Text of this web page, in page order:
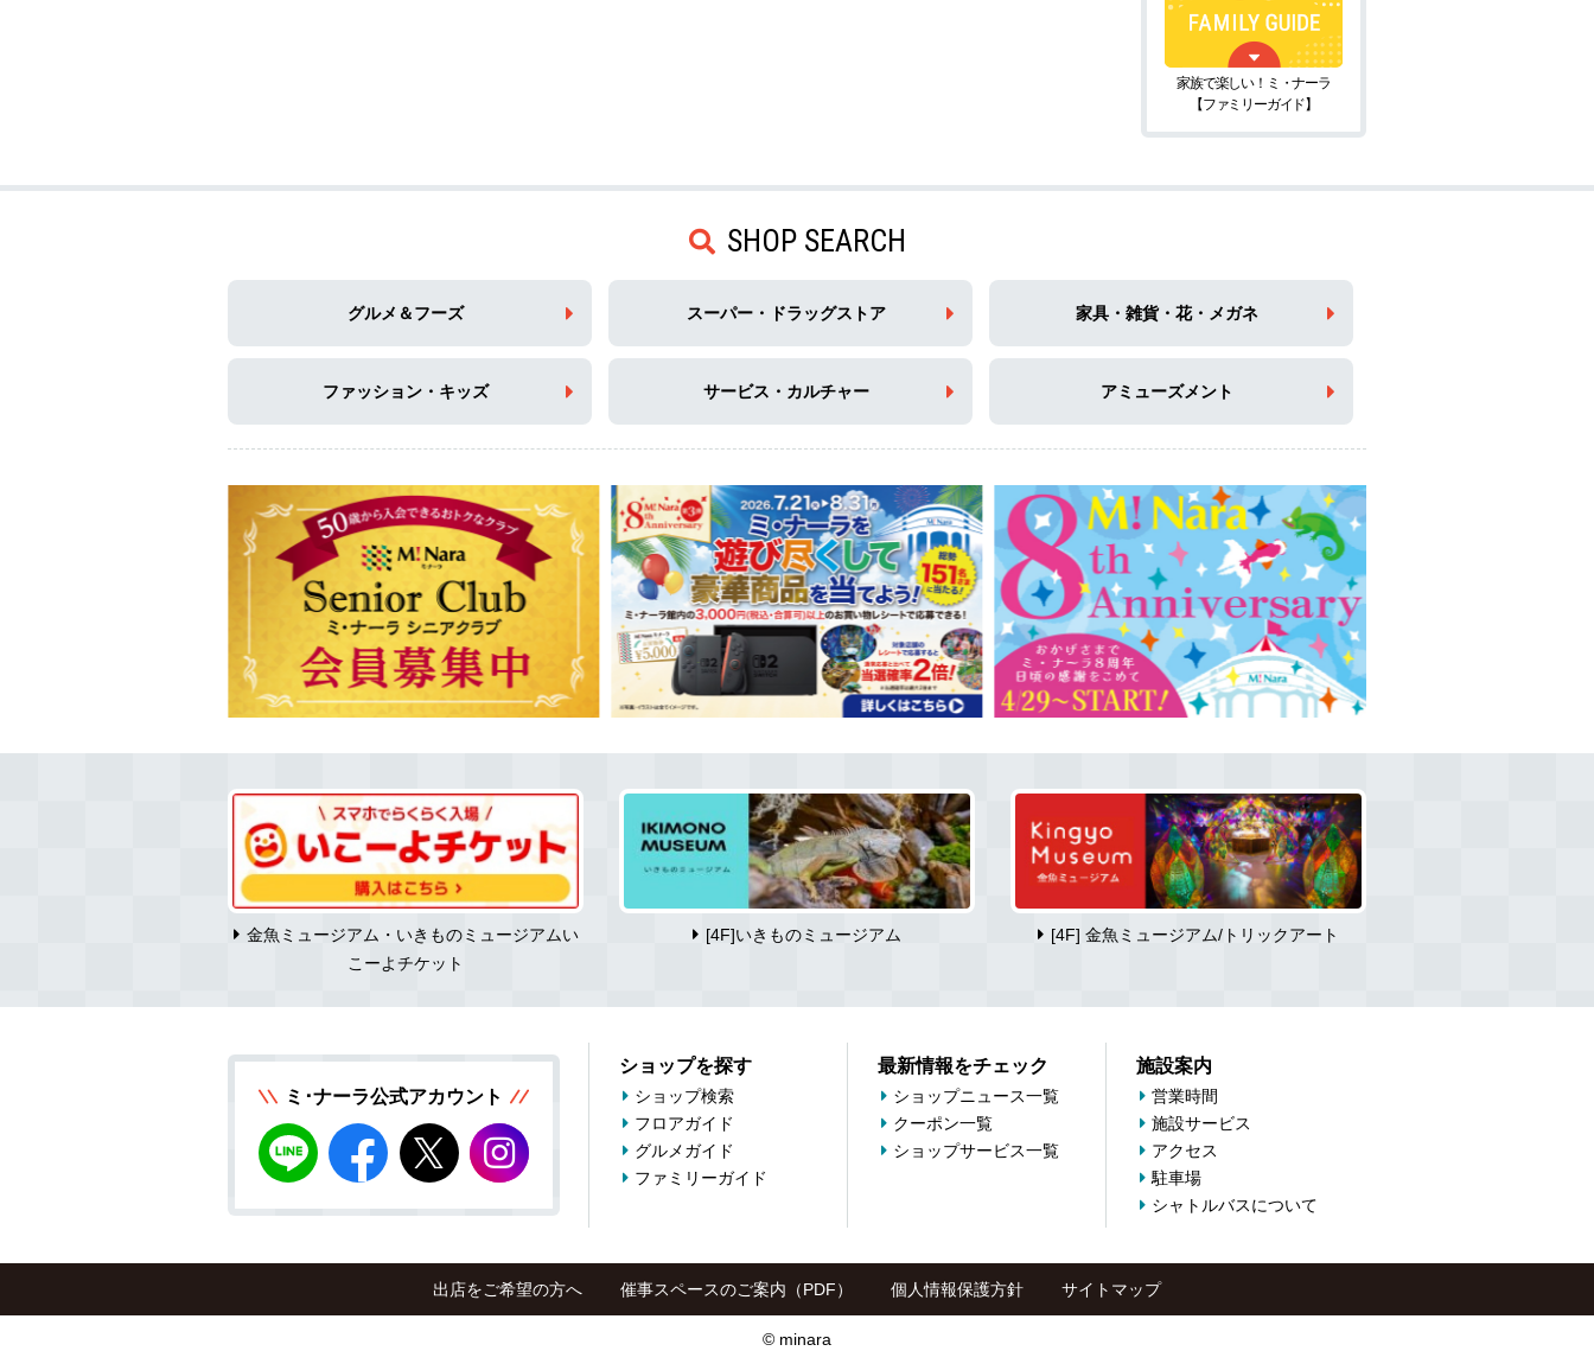
家族で楽しい！ミ・ナーラ
【ファミリーガイド】
SHOP SEARCH
グルメ＆フーズ スーパー・ドラッグストア 家具・雑貨・花・メガネ
ファッション・キッズ サービス・カルチャー アミューズメント
金魚ミュージアム・いきものミュージアムい
こーよチケット
[4F]いきものミュージアム [4F] 金魚ミュージアム/トリックアート
ミ･ナーラ公式アカウント
ショップを探す
ショップ検索
フロアガイド
グルメガイド
ファミリーガイド
最新情報をチェック
ショップニュース一覧
クーポン一覧
ショップサービス一覧
施設案内
営業時間
施設サービス
アクセス
駐車場
シャトルバスについて
出店をご希望の方へ 催事スペースのご案内（PDF） 個人情報保護方針 サイトマップ
© minara